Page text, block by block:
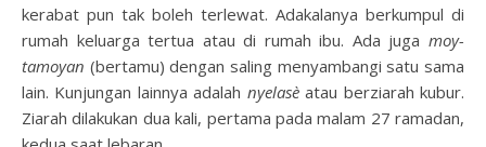
kerabat pun tak boleh terlewat. Adakalanya berkumpul di
rumah keluarga tertua atau di rumah ibu. Ada juga moy-
tamoyan (bertamu) dengan saling menyambangi satu sama
lain. Kunjungan lainnya adalah nyelasèatau berziarah kubur.
Ziarah dilakukan dua kali, pertama pada malam 27 ramadan,